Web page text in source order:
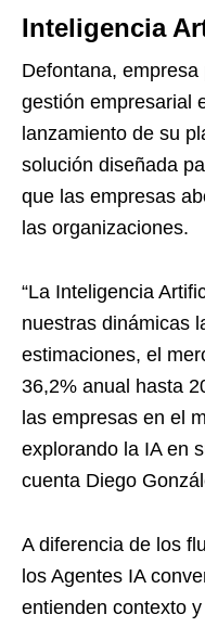
Inteligencia
Defontana,
gestión empresarial
lanzamiento de su
solución diseñada
que las empresas
las organizaciones.
“La Inteligencia
nuestras dinámicas
estimaciones, el
36,2% anual hasta
las empresas en el
explorando la IA en
cuenta Diego
A diferencia de los
los Agentes IA
entienden contexto